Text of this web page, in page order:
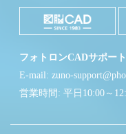
フォトロンCADサポー
E-mail: zuno-
営業時間: 平日10:00～